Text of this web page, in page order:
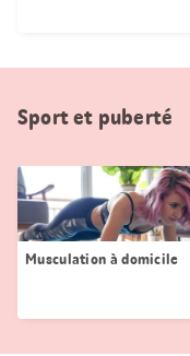
Sport et puberté
Musculation à domicile